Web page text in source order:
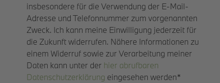
insbesondere für die Verwendung der E-Mail-
Adresse und Telefonnummer zum vorgenannten
Zweck. Ich kann meine Einwilligung jederzeit für
die Zukunft widerrufen. Nähere Informationen zu
einem Widerruf sowie zur Verarbeitung meiner
Daten kann unter der hier abrufbaren
Datenschutzerklärung eingesehen werden*